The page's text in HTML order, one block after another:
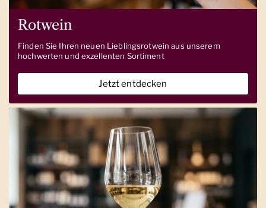
Rotwein
Finden Sie Ihren neuen Lieblingsrotwein aus unserem
hochwerten und exzellenten Sortiment
Jetzt entdecken